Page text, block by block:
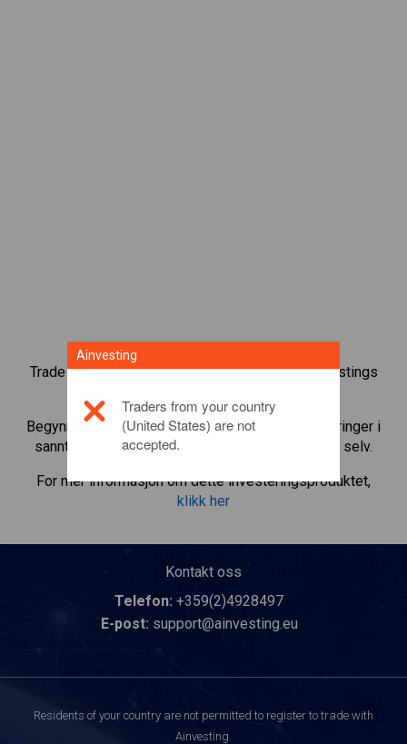
Trade over 1000 internasjonale aksjer med Ainvestings
Begynn å trade CFD-er iContinental AG
. Få noteringer i
sanntid og motta utbytte som om du eide aksjen selv.
For mer informasjon om dette investeringsproduktet,
klikk her
Kontakt oss
Telefon: +359(2)4928497
E-post: support@ainvesting.eu
Residents of your country are not permitted to register to trade with
Ainvesting.
Ainvesting
Traders from your country
(United States) are not
accepted.